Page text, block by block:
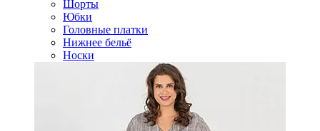
Шорты
Юбки
Головные платки
Нижнее бельё
Носки